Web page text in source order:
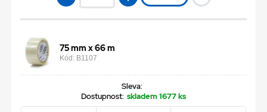
75 mm x 66 m
Kód: B1107
Sleva:
Dostupnost: skladem 1677 ks